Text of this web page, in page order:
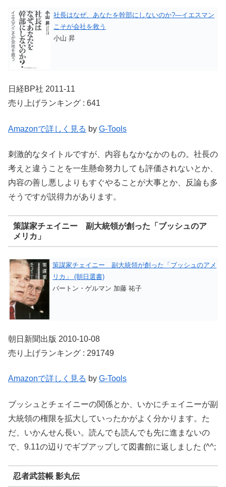
社長はなぜ、あなたを幹部にしないのか?―イエスマン
こそが会社を救う
小山 昇
日経BP社 2011-11
売り上げランキング : 641
Amazonで詳しく見る by G-Tools
刺激的なタイトルですが、内容もなかなかのもの。社長の
考えと違うことを一生懸命努力しても評価されないとか、
内容の善し悪しよりもすぐやることが大事とか、反論も多
そうですが説得力があります。
策謀家チェイニー 副大統領が創った「ブッシュのア
メリカ」
策謀家チェイニー 副大統領が創った「ブッシュのアメ
リカ」 (朝日選書)
バートン・ゲルマン 加藤 祐子
朝日新聞出版 2010-10-08
売り上げランキング : 291749
Amazonで詳しく見る by G-Tools
ブッシュとチェイニーの関係とか、いかにチェイニーが副
大統領の権限を拡大していったかがよく分かります。た
だ、いかんせん長い。読んでも読んでも先に進まないの
で、9.11の辺りでギブアップして図書館に返しました (^^;
忍者武芸帳 影丸伝